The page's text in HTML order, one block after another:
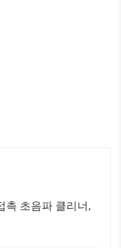
촉 초음파 클리너,